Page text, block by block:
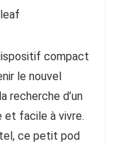
compact
le nouvel
recherche d’un
et facile à vivre.
ce petit pod